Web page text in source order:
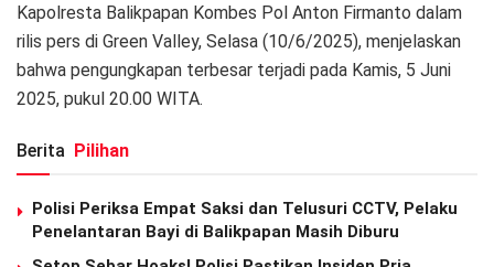
Kapolresta Balikpapan Kombes Pol Anton Firmanto dalam
rilis pers di Green Valley, Selasa (10/6/2025), menjelaskan
bahwa pengungkapan terbesar terjadi pada Kamis, 5 Juni
2025, pukul 20.00 WITA.
Berita Pilihan
Polisi Periksa Empat Saksi dan Telusuri CCTV, Pelaku
Penelantaran Bayi di Balikpapan Masih Diburu